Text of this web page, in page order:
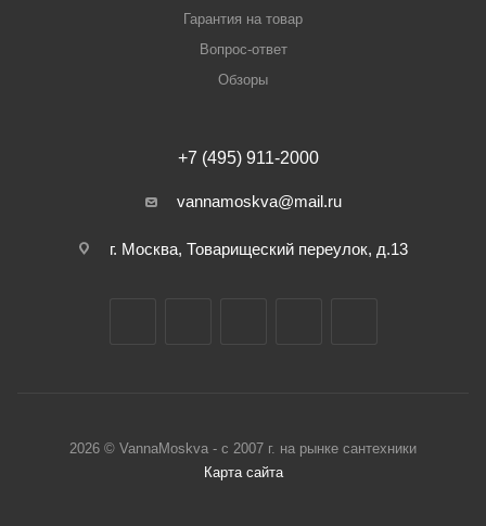
Гарантия на товар
Вопрос-ответ
Обзоры
+7 (495) 911-2000
vannamoskva@mail.ru
г. Москва, Товарищеский переулок, д.13
2026 © VannaMoskva - с 2007 г. на рынке сантехники
Карта сайта